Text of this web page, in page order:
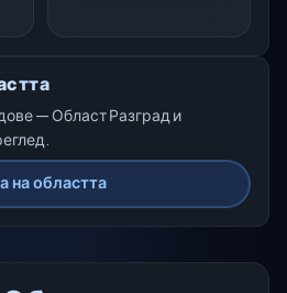
— Област Разград и
на областта